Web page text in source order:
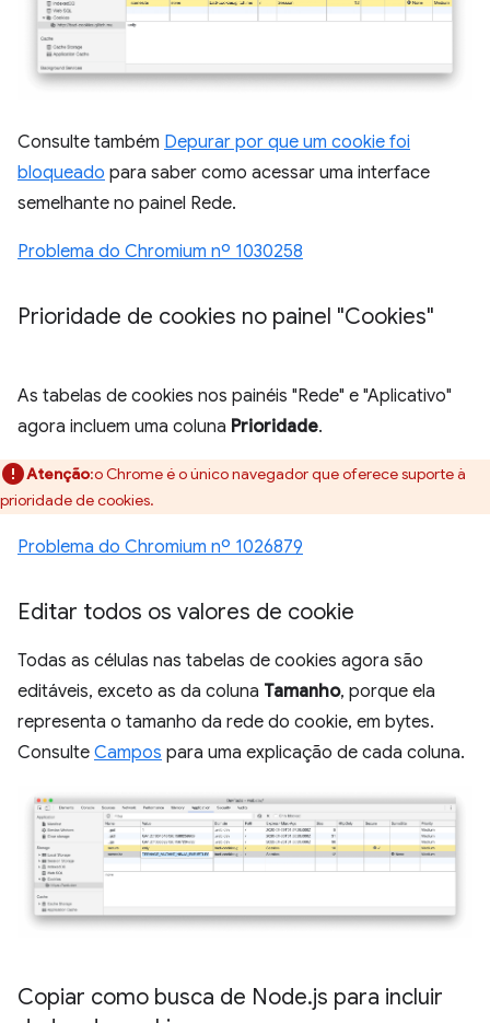
Consulte também Depurar por que um cookie foi
bloqueado para saber como acessar uma interface
semelhante no painel Rede.
Problema do Chromium nº 1030258
Prioridade de cookies no painel "Cookies"
As tabelas de cookies nos painéis "Rede" e "Aplicativo"
agora incluem uma coluna Prioridade.
Atenção:o Chrome é o único navegador que oferece suporte à
prioridade de cookies.
Problema do Chromium nº 1026879
Editar todos os valores de cookie
Todas as células nas tabelas de cookies agora são
editáveis, exceto as da coluna Tamanho, porque ela
representa o tamanho da rede do cookie, em bytes.
Consulte Campos para uma explicação de cada coluna.
Copiar como busca de Node.js para incluir